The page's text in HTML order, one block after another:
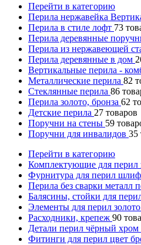
Перейти в категорию
Перила нержавейка
Перила в стиле лофт 73
Перила деревянные
Перила из нержавеющей
Перила деревянные в дом
Вертикальные перила -
Металлические перила 82
Стеклянные перила 86
Перила золото, бронза 62
Детские перила 27 товаров
Поручни на стены 59
Поручни для инвалидов 35
Перейти в категорию
Комплектующие для перил
Фурнитура для перил
Перила без сварки металл
Балясины, стойки для
Элементы для перил золото
Расходники, крепеж 90
Детали перил чёрный хром
Фитинги для перил цвет